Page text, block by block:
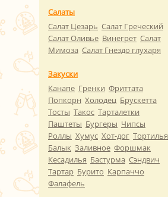
Салаты
Салат Цезарь Салат Греческий
Салат Оливье Винегрет Салат
Мимоза Салат Гнездо глухаря
Закуски
Канапе Гренки Фриттата
Попкорн Холодец Брускетта
Тосты Такос Тарталетки
Паштеты Бургеры Чипсы
Роллы Хумус Хот-дог Тортилья
Балык Заливное Форшмак
Кесадилья Бастурма Сэндвич
Тартар Бурито Карпаччо
Фалафель